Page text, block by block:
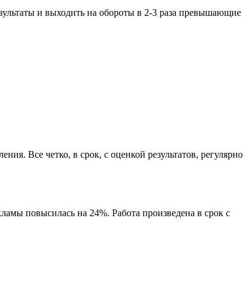
и выходить на обороты в 2-3 раза превышающие
Все четко, в срок, с оценкой результатов, регулярно
повысилась на 24%. Работа произведена в срок с